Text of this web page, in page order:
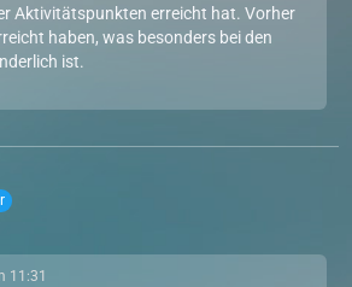
Aktivitätspunkten erreicht hat. Vorher
haben, was besonders bei den
ist.
11:31